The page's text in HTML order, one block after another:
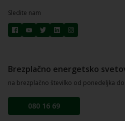
Sledite nam
Brezplačno energetsko
na brezplačno številko od ponedeljka
080 16 69